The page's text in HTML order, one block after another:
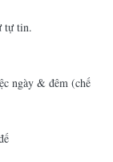
tự tin.
ngày & đêm (chế